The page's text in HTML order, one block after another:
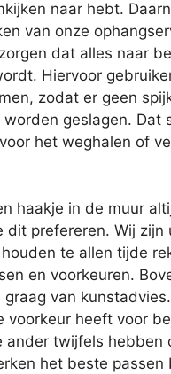
naar hebt.
van onze
dat alles naar
Hiervoor
zodat er geen
worden geslagen. Dat
het weghalen of
haakje in de muur
dit prefereren. Wij zijn
te allen tijde
en voorkeuren.
van
voorkeur heeft voor
ander twijfels hebben
het beste passen